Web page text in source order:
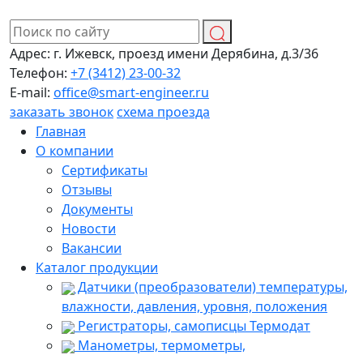
Адрес: г. Ижевск, проезд имени Дерябина, д.3/36
Телефон: +7 (3412) 23-00-32
E-mail: office@smart-engineer.ru
заказать звоноксхема проезда
Главная
О компании
Сертификаты
Отзывы
Документы
Новости
Вакансии
Каталог продукции
Датчики (преобразователи) температуры,
влажности, давления, уровня, положения
Регистраторы, самописцы Термодат
Манометры, термометры,